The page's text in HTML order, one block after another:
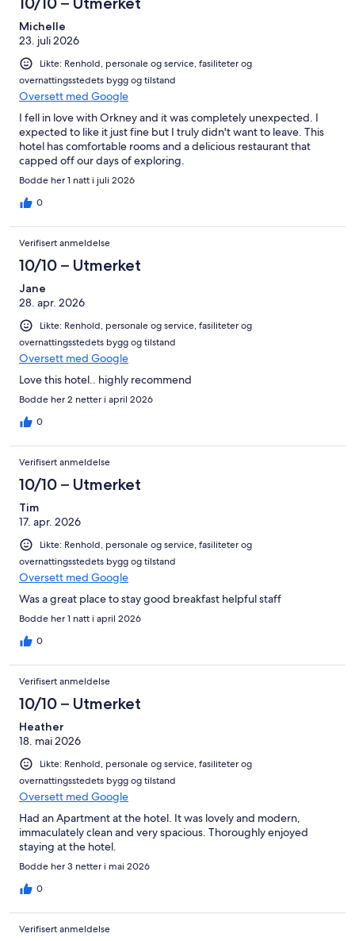
Michelle
23. juli 2026
Likte: Renhold, personale og service, fasiliteter og
overnattingsstedets bygg og tilstand
Oversett med Google
I fell in love with Orkney and it was completely unexpected. I
expected to like it just fine but I truly didn't want to leave. This
hotel has comfortable rooms and a delicious restaurant that
capped off our days of exploring.
Bodde her 1 natt i juli 2026
0
Verifisert anmeldelse
10/10 – Utmerket
Jane
28. apr. 2026
Likte: Renhold, personale og service, fasiliteter og
overnattingsstedets bygg og tilstand
Oversett med Google
Love this hotel.. highly recommend
Bodde her 2 netter i april 2026
0
Verifisert anmeldelse
10/10 – Utmerket
Tim
17. apr. 2026
Likte: Renhold, personale og service, fasiliteter og
overnattingsstedets bygg og tilstand
Oversett med Google
Was a great place to stay good breakfast helpful staff
Bodde her 1 natt i april 2026
0
Verifisert anmeldelse
10/10 – Utmerket
Heather
18. mai 2026
Likte: Renhold, personale og service, fasiliteter og
overnattingsstedets bygg og tilstand
Oversett med Google
Had an Apartment at the hotel. It was lovely and modern,
immaculately clean and very spacious. Thoroughly enjoyed
staying at the hotel.
Bodde her 3 netter i mai 2026
0
Verifisert anmeldelse